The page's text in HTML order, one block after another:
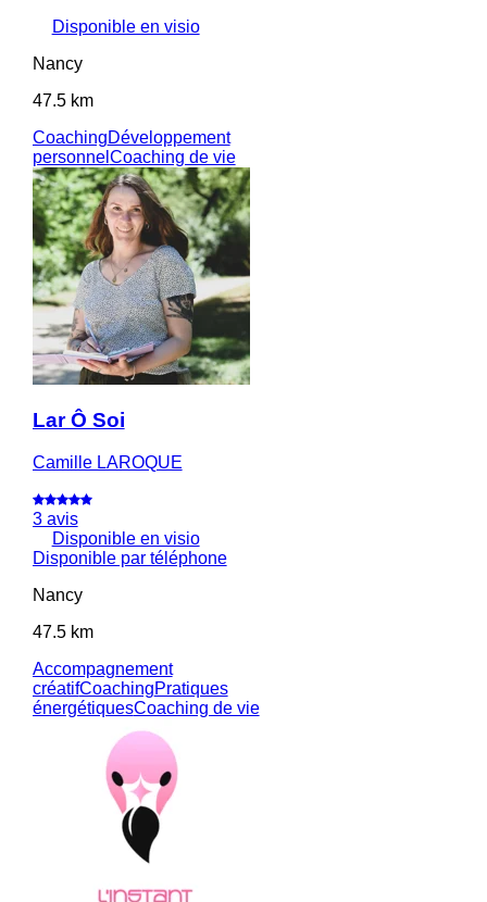
Disponible en visio
Nancy
47.5 km
CoachingDéveloppement
personnel Coaching de vie
Lar Ô Soi
Camille LAROQUE
3 avis
Disponible en visio
Disponible par téléphone
Nancy
47.5 km
Accompagnement
créatifCoachingPratiques
énergétiquesCoaching de vie